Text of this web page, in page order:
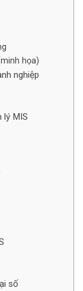
họa)
nghiệp
lý MIS
số